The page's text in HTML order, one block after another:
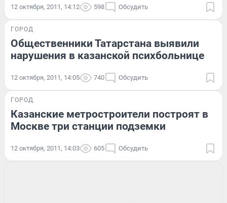
12 октября, 2011, 14:12 598 Обсудить
ГОРОД
Общественники Татарстана выявили
нарушения в казанской психбольнице
12 октября, 2011, 14:05 740 Обсудить
ГОРОД
Казанские метростроители построят в
Москве три станции подземки
12 октября, 2011, 14:03 605 Обсудить